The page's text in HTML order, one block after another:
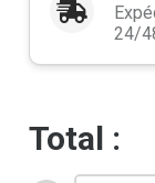
24/
Total :